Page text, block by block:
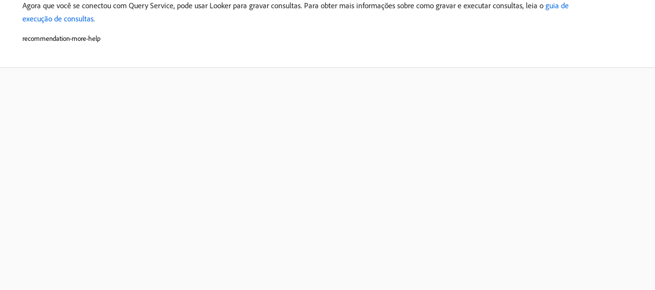
Agora que você se conectou com Query Service, pode usar Looker para gravar consultas. Para obter mais informações sobre como gravar e executar consultas, leia o guia de
execução de consultas.
recommendation-more-help